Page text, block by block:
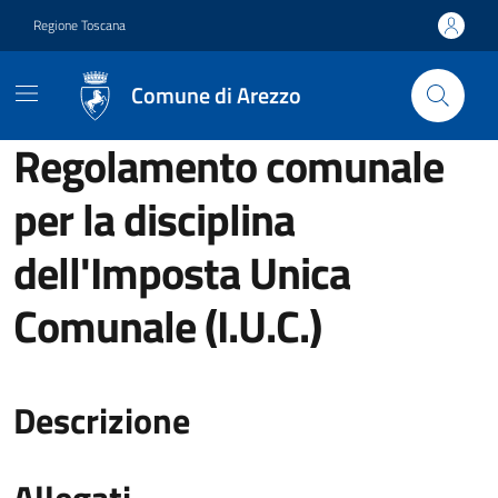
Regione Toscana
Comune di Arezzo
Regolamento comunale
per la disciplina
dell'Imposta Unica
Comunale (I.U.C.)
Descrizione